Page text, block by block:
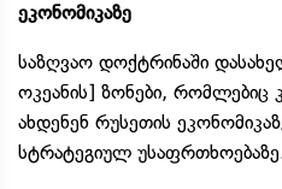
ეკონომიკაზე
საზღვაო დოქტრინაში
ოკეანის] ზონები, რომლებიც
ახდენენ რუსეთის
სტრატეგიულ